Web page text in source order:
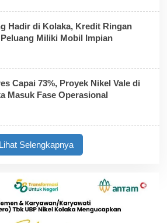
Hadir di Kolaka, Kredit Ringan
Miliki Mobil Impian
Capai 73%, Proyek Nikel Vale di
Masuk Fase Operasional
Lihat Selengkapnya